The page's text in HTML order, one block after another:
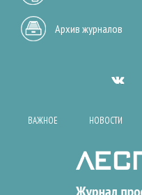
Архив журналов
ВАЖНОЕ НОВОСТИ